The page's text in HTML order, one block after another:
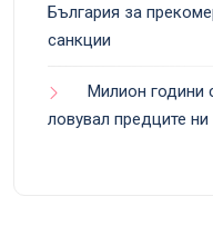
България за
санкции
Милион години
ловувал предците ни